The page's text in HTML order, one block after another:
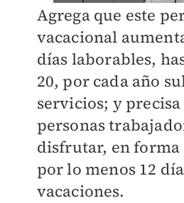
Agrega que este
vacacional
días laborables,
20, por cada año
servicios; y precisa
personas
disfrutar, en
por lo menos 12
vacaciones.